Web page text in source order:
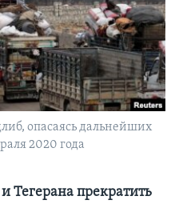
опасаясь дальнейших
2020 года
Тегерана прекратить